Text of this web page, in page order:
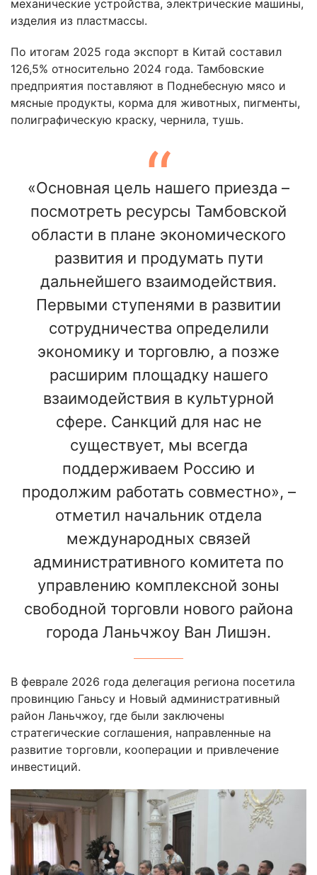
механические устройства, электрические машины,
изделия из пластмассы.
По итогам 2025 года экспорт в Китай составил
126,5% относительно 2024 года. Тамбовские
предприятия поставляют в Поднебесную мясо и
мясные продукты, корма для животных, пигменты,
полиграфическую краску, чернила, тушь.
«Основная цель нашего приезда –
посмотреть ресурсы Тамбовской
области в плане экономического
развития и продумать пути
дальнейшего взаимодействия.
Первыми ступенями в развитии
сотрудничества определили
экономику и торговлю, а позже
расширим площадку нашего
взаимодействия в культурной
сфере. Санкций для нас не
существует, мы всегда
поддерживаем Россию и
продолжим работать совместно», –
отметил начальник отдела
международных связей
административного комитета по
управлению комплексной зоны
свободной торговли нового района
города Ланьчжоу Ван Лишэн.
В феврале 2026 года делегация региона посетила
провинцию Ганьсу и Новый административный
район Ланьчжоу, где были заключены
стратегические соглашения, направленные на
развитие торговли, кооперации и привлечение
инвестиций.